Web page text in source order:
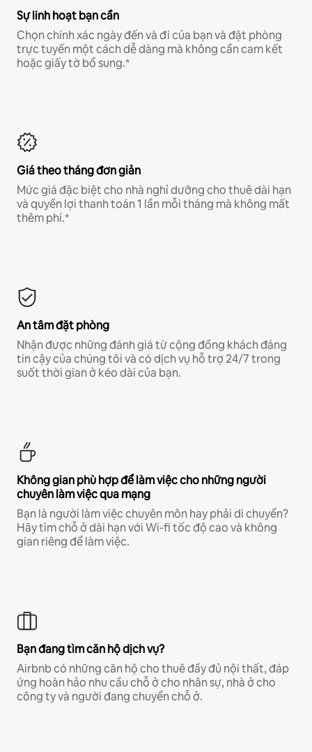
Sự linh hoạt bạn cần
Chọn chính xác ngày đến và đi của bạn và đặt phòng
trực tuyến một cách dễ dàng mà không cần cam kết
hoặc giấy tờ bổ sung.*
Giá theo tháng đơn giản
Mức giá đặc biệt cho nhà nghỉ dưỡng cho thuê dài hạn
và quyền lợi thanh toán 1 lần mỗi tháng mà không mất
thêm phí.*
An tâm đặt phòng
Nhận được những đánh giá từ cộng đồng khách đáng
tin cậy của chúng tôi và có dịch vụ hỗ trợ 24/7 trong
suốt thời gian ở kéo dài của bạn.
Không gian phù hợp để làm việc cho những người
chuyên làm việc qua mạng
Bạn là người làm việc chuyên môn hay phải di chuyển?
Hãy tìm chỗ ở dài hạn với Wi-fi tốc độ cao và không
gian riêng để làm việc.
Bạn đang tìm căn hộ dịch vụ?
Airbnb có những căn hộ cho thuê đầy đủ nội thất, đáp
ứng hoàn hảo nhu cầu chỗ ở cho nhân sự, nhà ở cho
công ty và người đang chuyển chỗ ở.